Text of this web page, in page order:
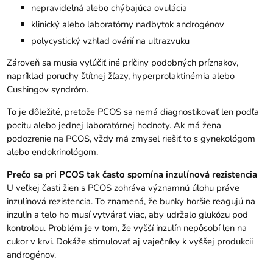
nepravidelná alebo chýbajúca ovulácia
klinický alebo laboratórny nadbytok androgénov
polycystický vzhľad ovárií na ultrazvuku
Zároveň sa musia vylúčiť iné príčiny podobných príznakov,
napríklad poruchy štítnej žľazy, hyperprolaktinémia alebo
Cushingov syndróm.
To je dôležité, pretože PCOS sa nemá diagnostikovať len podľa
pocitu alebo jednej laboratórnej hodnoty. Ak má žena
podozrenie na PCOS, vždy má zmysel riešiť to s gynekológom
alebo endokrinológom.
Prečo sa pri PCOS tak často spomína inzulínová rezistencia
U veľkej časti žien s PCOS zohráva významnú úlohu práve
inzulínová rezistencia. To znamená, že bunky horšie reagujú na
inzulín a telo ho musí vytvárať viac, aby udržalo glukózu pod
kontrolou. Problém je v tom, že vyšší inzulín nepôsobí len na
cukor v krvi. Dokáže stimulovať aj vaječníky k vyššej produkcii
androgénov.